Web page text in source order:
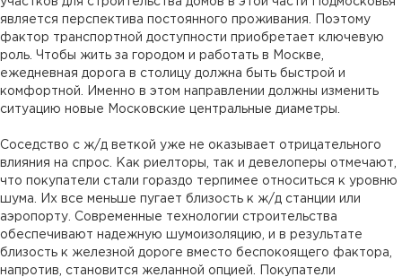
является перспектива постоянного проживания. Поэтому
фактор транспортной доступности приобретает ключевую
роль. Чтобы жить за городом и работать в Москве,
ежедневная дорога в столицу должна быть быстрой и
комфортной. Именно в этом направлении должны изменить
ситуацию новые Московские центральные диаметры.
Соседство с ж/д веткой уже не оказывает отрицательного
влияния на спрос. Как риелторы, так и девелоперы отмечают,
что покупатели стали гораздо терпимее относиться к уровню
шума. Их все меньше пугает близость к ж/д станции или
аэропорту. Современные технологии строительства
обеспечивают надежную шумоизоляцию, и в результате
близость к железной дороге вместо беспокоящего фактора,
напротив, становится желанной опцией. Покупатели